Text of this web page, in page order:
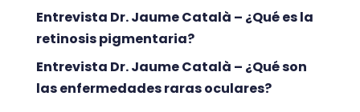
Entrevista Dr. Jaume Català – ¿Qué es la
retinosis pigmentaria?
Entrevista Dr. Jaume Català – ¿Qué son
las enfermedades raras oculares?